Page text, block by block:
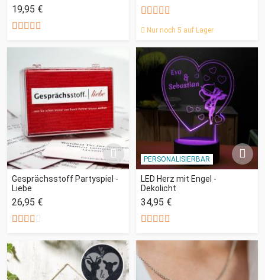
19,95 €
Nur noch 5 auf Lager
Gesprächsstoff Partyspiel -
Liebe
26,95 €
PERSONALISIERBAR
LED Herz mit Engel -
Dekolicht
34,95 €